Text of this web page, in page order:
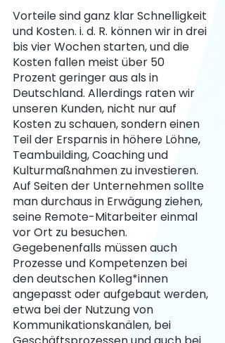
Vorteile sind ganz klar Schnelligkeit
und Kosten. i. d. R. können wir in drei
bis vier Wochen starten, und die
Kosten fallen meist über 50
Prozent geringer aus als in
Deutschland. Allerdings raten wir
unseren Kunden, nicht nur auf
Kosten zu schauen, sondern einen
Teil der Ersparnis in höhere Löhne,
Teambuilding, Coaching und
Kulturmaßnahmen zu investieren.
Auf Seiten der Unternehmen sollte
man durchaus in Erwägung ziehen,
seine Remote-Mitarbeiter einmal
vor Ort zu besuchen.
Gegebenenfalls müssen auch
Prozesse und Kompetenzen bei
den deutschen Kolleg*innen
angepasst oder aufgebaut werden,
etwa bei der Nutzung von
Kommunikationskanälen, bei